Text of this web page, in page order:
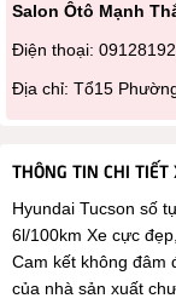
Salon Ôtô Mạnh
Điện thoại:
Địa chỉ: Tổ15
THÔNG TIN CHI
Hyundai Tucson số
6l/100km Xe cực
Cam kết không đâm
của nhà sản xuất